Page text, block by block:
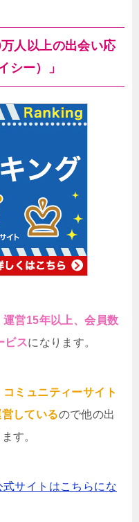
人以上の出会い応
シー）」
運営15年以上、会員数
ビスになります。
コミュニティーサイト
しているので他の出
す。
式サイトはこちらにな